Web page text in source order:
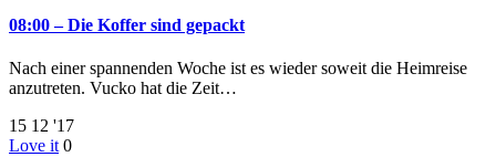
08:00 – Die Koffer sind gepackt
Nach einer spannenden Woche ist es wieder soweit die Heimreise
anzutreten. Vucko hat die Zeit…
15 12 '17
Love it 0